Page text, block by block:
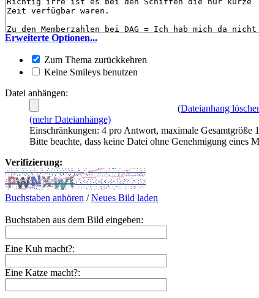
Erweiterte Optionen...
Zum Thema zurückkehren
Keine Smileys benutzen
Datei anhängen:
(Dateianhang
(mehr Dateianhänge)
Einschränkungen: 4 pro Antwort, maximale
Bitte beachte, dass keine Datei ohne Genehmigung eines
Verifizierung:
Buchstaben anhören /Neues Bild laden
Buchstaben aus dem Bild eingeben:
Eine Kuh macht?:
Eine Katze macht?: